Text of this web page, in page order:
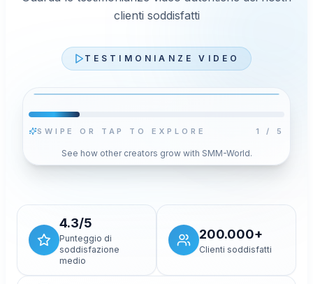
clienti soddisfatti
TESTIMONIANZE VIDEO
4.3/5
Punteggio di
soddisfazione
medio
200.000+
Clienti soddisfatti
Premi Riproduci per caricare il player YouTube con
Consenti e carica il video
SWIPE OR TAP TO EXPLORE 2 / 5
See how other creators grow with SMM-World.